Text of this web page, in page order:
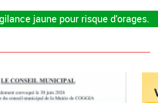
jaune pour risque d'orages.